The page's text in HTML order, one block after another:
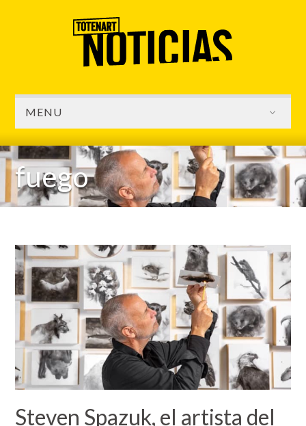
MENU
fuego
Steven Spazuk, el artista del